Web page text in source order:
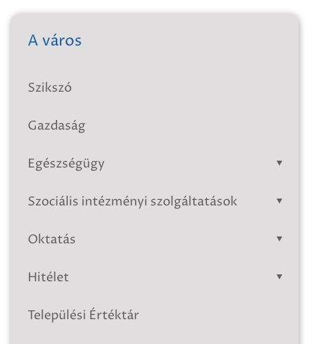
A város
Szikszó
Gazdaság
Egészségügy
Szociális intézményi szolgáltatások
Oktatás
Hitélet
Települési Értéktár